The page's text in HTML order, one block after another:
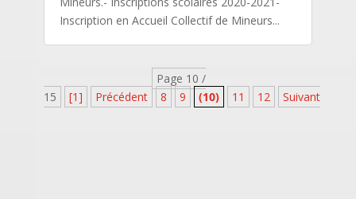
Inscription en Accueil Collectif de Mineurs...
Page 10 /
15
[1] Précédent 8 9 (10) 11 12 Suivant